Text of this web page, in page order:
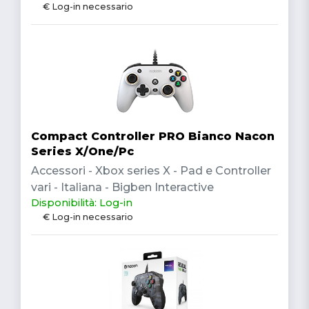
€ Log-in necessario
Compact Controller PRO Bianco Nacon
Series X/One/Pc
Accessori - Xbox series X - Pad e Controller
vari - Italiana - Bigben Interactive
Disponibilità: Log-in
€ Log-in necessario